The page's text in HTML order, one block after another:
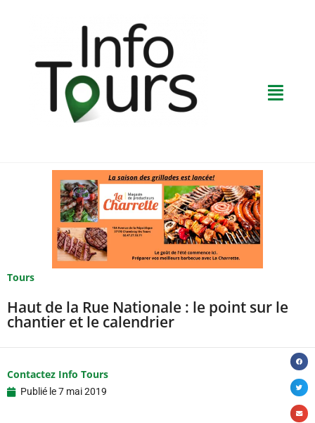
Tours
Haut de la Rue Nationale : le point sur le
chantier et le calendrier
Contactez Info Tours
Publié le7 mai 2019